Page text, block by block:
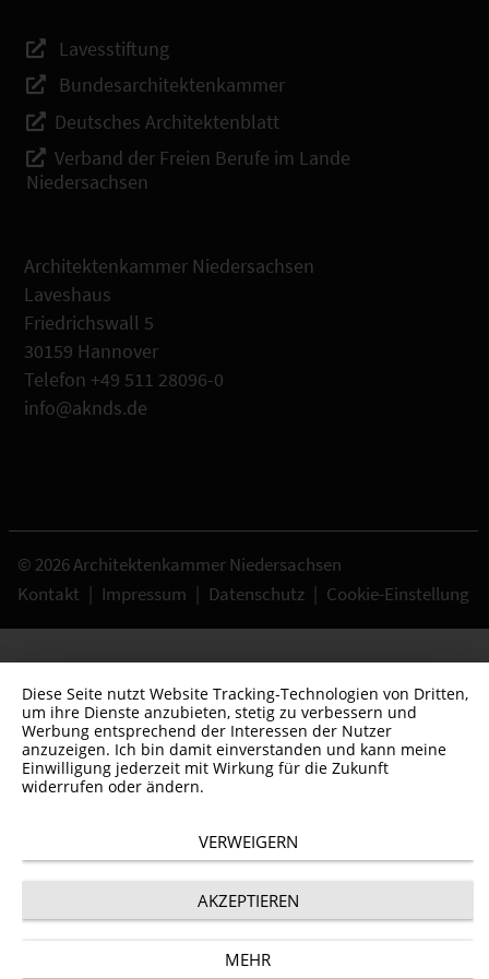
Lavesstiftung
Bundesarchitektenkammer
Deutsches Architektenblatt
Verband der Freien Berufe im Lande
Niedersachsen
Architektenkammer Niedersachsen
Laveshaus
Friedrichswall 5
30159 Hannover
Telefon +49 511 28096-0
info@aknds.de
© 2026 Architektenkammer Niedersachsen
Kontakt | Impressum | Datenschutz | Cookie-Einstellung
Diese Seite nutzt Website Tracking-Technologien von Dritten,
um ihre Dienste anzubieten, stetig zu verbessern und
Werbung entsprechend der Interessen der Nutzer
anzuzeigen. Ich bin damit einverstanden und kann meine
Einwilligung jederzeit mit Wirkung für die Zukunft
widerrufen oder ändern.
VERWEIGERN
AKZEPTIEREN
MEHR